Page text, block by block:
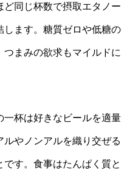
同じ杯数で摂取エタノー
します。糖質ゼロや低糖の
まみの欲求もマイルドに
杯は好きなビールを適量
やノンアルを織り交ぜる
す。食事はたんぱく質と